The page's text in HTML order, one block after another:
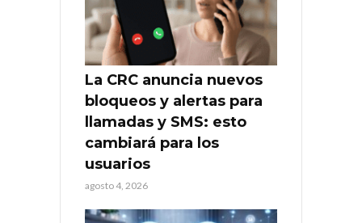
La CRC anuncia nuevos
bloqueos y alertas para
llamadas y SMS: esto
cambiará para los
usuarios
agosto 4, 2026